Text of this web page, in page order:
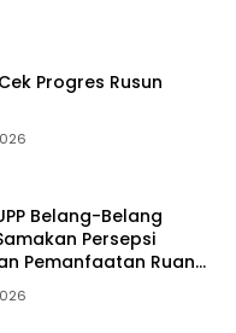
Progres Rusun
Belang-Belang
Persepsi
Pemanfaatan Ruang